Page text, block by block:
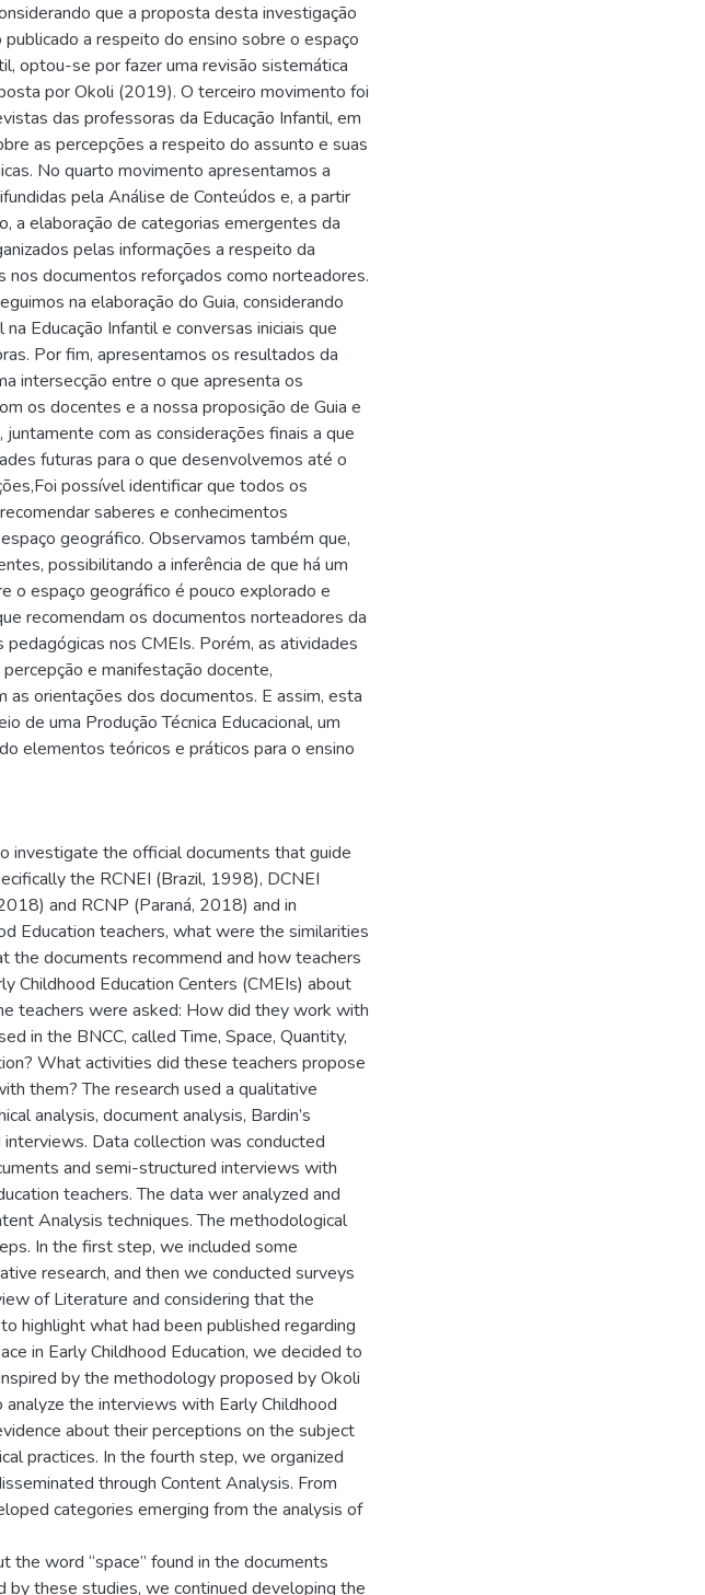
que a proposta desta investigação
a respeito do ensino sobre o espaço
optou-se por fazer uma revisão sistemática
por Okoli (2019). O terceiro movimento foi
das professoras da Educação Infantil, em
as percepções a respeito do assunto e suas
No quarto movimento apresentamos a
pela Análise de Conteúdos e, a partir
a elaboração de categorias emergentes da
pelas informações a respeito da
nos documentos reforçados como norteadores.
na elaboração do Guia, considerando
Educação Infantil e conversas iniciais que
Por fim, apresentamos os resultados da
intersecção entre o que apresenta os
os docentes e a nossa proposição de Guia e
com as considerações finais a que
futuras para o que desenvolvemos até o
possível identificar que todos os
saberes e conhecimentos
geográfico. Observamos também que,
possibilitando a inferência de que há um
o espaço geográfico é pouco explorado e
recomendam os documentos norteadores da
pedagógicas nos CMEIs. Porém, as atividades
e manifestação docente,
as orientações dos documentos. E assim, esta
de uma Produção Técnica Educacional, um
elementos teóricos e práticos para o ensino
investigate the official documents that guide
the RCNEI (Brazil, 1998), DCNEI
and RCNP (Paraná, 2018) and in
Education teachers, what were the similarities
the documents recommend and how teachers
Childhood Education Centers (CMEIs) about
teachers were asked: How did they work with
in the BNCC, called Time, Space, Quantity,
What activities did these teachers propose
them? The research used a qualitative
analysis, document analysis, Bardin’s
Data collection was conducted
and semi-structured interviews with
teachers. The data wer analyzed and
Analysis techniques. The methodological
In the first step, we included some
research, and then we conducted surveys
of Literature and considering that the
highlight what had been published regarding
in Early Childhood Education, we decided to
by the methodology proposed by Okoli
the interviews with Early Childhood
about their perceptions on the subject
practices. In the fourth step, we organized
through Content Analysis. From
categories emerging from the analysis of
the word “space” found in the documents
by these studies, we continued developing the